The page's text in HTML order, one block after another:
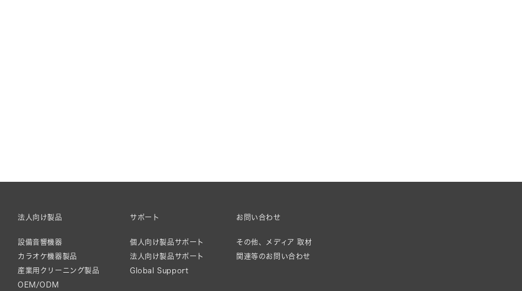
法人向け製品
設備音響機器
カラオケ機器製品
産業用クリーニング製品
OEM/ODM
サポート
個人向け製品サポート
法人向け製品サポート
Global Support
お問い合わせ
その他、メディア 取材
関連等のお問い合わせ